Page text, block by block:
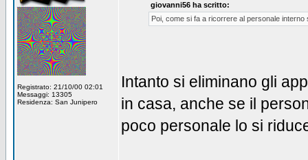
Registrato: 21/10/00 02:01
Messaggi: 13305
Residenza: San Junipero
giovanni56 ha scritto:
Poi, come si fa a ricorrere al personale interno
Intanto si eliminano gli
in casa, anche se il
poco personale lo si